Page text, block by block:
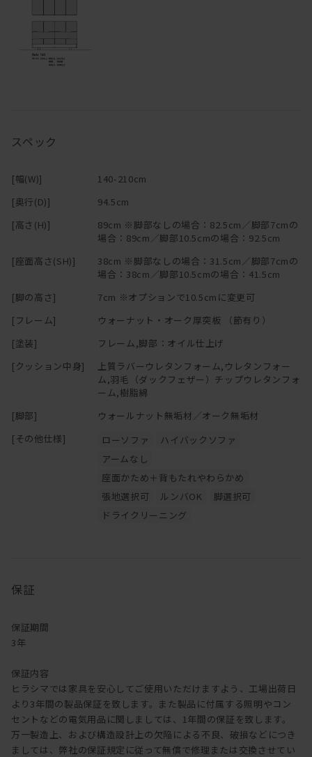
ください。
※「節少なめ」のご注文につきましては、別途お見積りにて承って
おります。
ご希望の場合は
・箱物家具は、引き出しや扉の開閉を円滑にするためにも、できる
・使用頻度が高い椅子、テーブルなどの家具の底には、フェルトや
プラパートなどの暖衝材が付いていますが、家具や床材の保護のた
・組み立て家具（特にジョイント形式の家具）は年月の経過ととも
度、点検を行い気になる場合は閉め直しをお願いします。
・HIRASHIMAの商品は耐久試験を行い、独自に安全性の確認を行っ
ておりますが、ベッドやソファ、椅子などの上での飛び跳ねや踏み
の機能にそったご使用をお心がけください。
スペック
[幅(W)]
140-210cm
[奥行(D)]
94.5cm
[高さ(H)]
89cm ※脚部なしの場合：82.5cm／脚部7cmの
場合：89cm／脚部10.5cmの場合：92.5cm
[座面高さ(SH)]
38cm ※脚部なしの場合：31.5cm／脚部7cmの
場合：38cm／脚部10.5cmの場合：41.5cm
[脚の高さ]
7cm ※オプションで10.5cmに変更可
[フレーム]
ウォーナット・オーク厚突板 （節有り）
[塗装]
フレーム,脚部：オイル仕上げ
[クッション中身]
上質ラバーウレタンフォーム,ウレタンフォー
ム,羽毛（ダックフェザー）チップウレタンフォ
ーム,樹脂綿
[脚部]
ウォールナット無垢材／オーク無垢材
[その他仕様]
ローソファ
ハイバックソファ
アームなし
座面かため＋背もたれやわらかめ
張地選択可
ルンバOK
脚選択可
ドライクリーニング
保証
保証期間
3年
保証内容
ヒラシマでは家具を安心してご使用いただけますよう、工場出荷日
より3年間の製品保証を致します。また製品に付属する照明やコン
セントなどの電気用品に関しましては、1年間の保証を致します。
万一製造上、および構造設計上の欠陥による不良、破損などにつき
ましては、弊社の保証規定に従って無償で修理または交換させてい